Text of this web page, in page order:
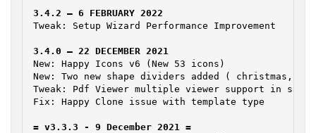
Tweak: Setup Wizard Performance Improvement
New: Happy Icons v6 (New 53 icons)
New: Two new shape dividers added ( christmas,
Tweak: Pdf Viewer multiple viewer support in same
Fix: Happy Clone issue with template type